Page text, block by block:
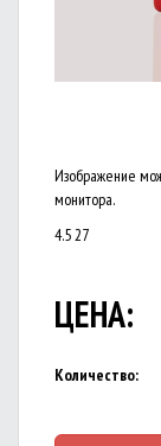
Изображение
монитора.
4.527
ЦЕНА:
Количество: